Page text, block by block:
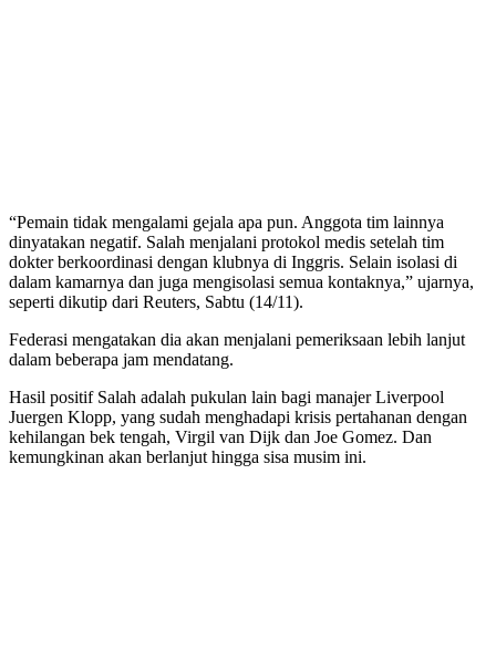
“Pemain tidak mengalami gejala apa pun. Anggota tim lainnya
dinyatakan negatif. Salah menjalani protokol medis setelah tim
dokter berkoordinasi dengan klubnya di Inggris. Selain isolasi di
dalam kamarnya dan juga mengisolasi semua kontaknya,” ujarnya,
seperti dikutip dari Reuters, Sabtu (14/11).
Federasi mengatakan dia akan menjalani pemeriksaan lebih lanjut
dalam beberapa jam mendatang.
Hasil positif Salah adalah pukulan lain bagi manajer Liverpool
Juergen Klopp, yang sudah menghadapi krisis pertahanan dengan
kehilangan bek tengah, Virgil van Dijk dan Joe Gomez. Dan
kemungkinan akan berlanjut hingga sisa musim ini.